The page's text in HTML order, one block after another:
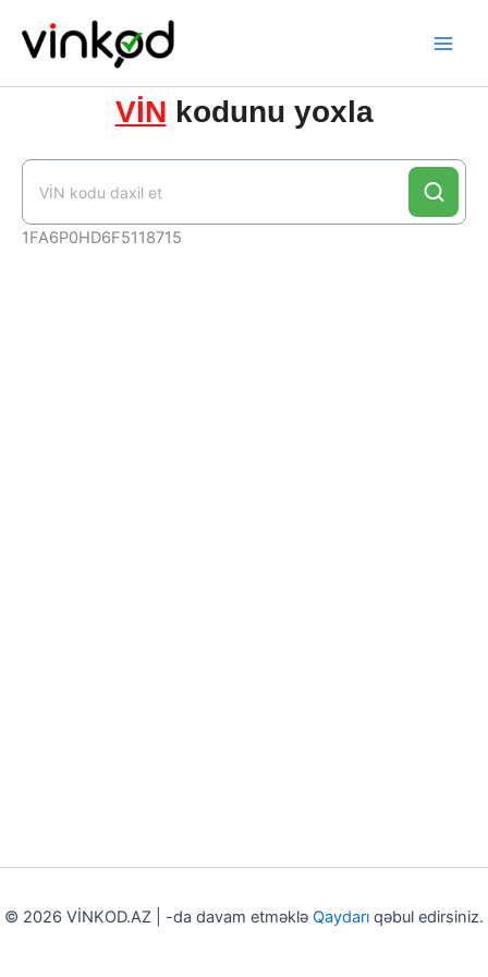
content
VİN kodunu yoxla
1FA6P0HD6F5118715
© 2026 VİNKOD.AZ | -da davam etməklə Qaydarı qəbul edirsiniz.